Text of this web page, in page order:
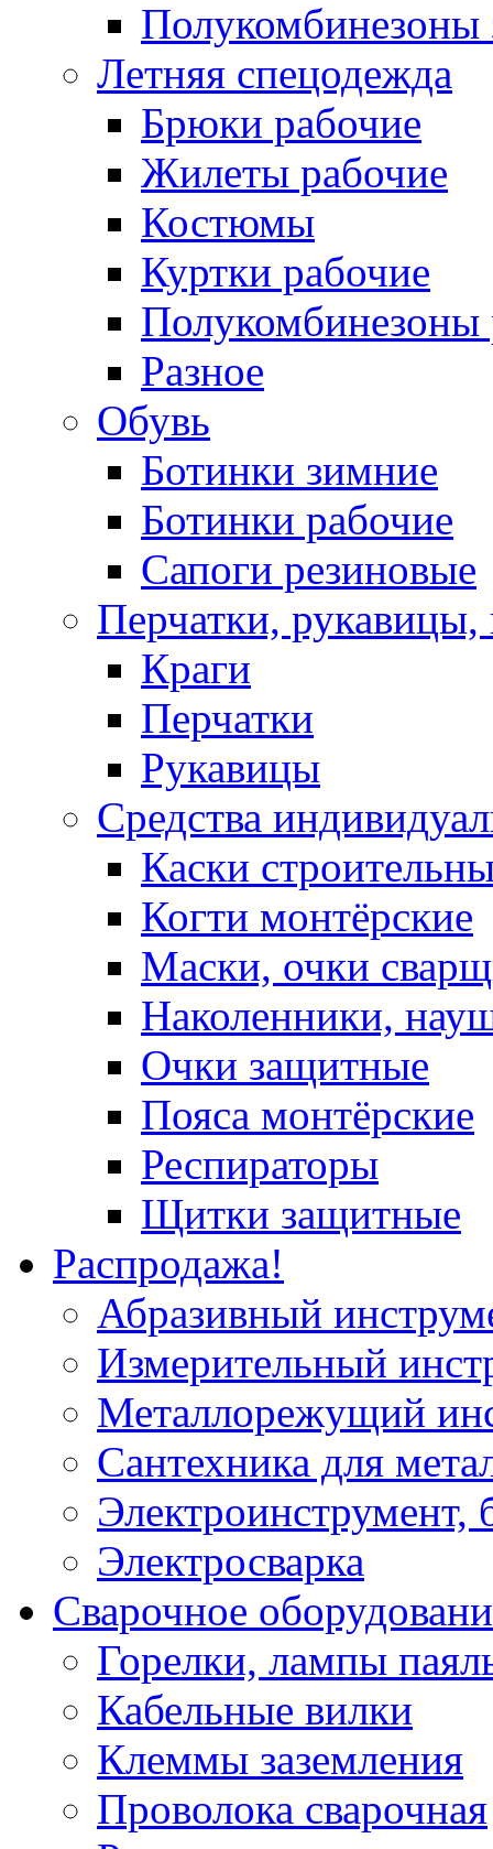
Полукомбинезоны
Летняя спецодежда
Брюки рабочие
Жилеты рабочие
Костюмы
Куртки рабочие
Полукомбинезоны
Разное
Обувь
Ботинки зимние
Ботинки рабочие
Сапоги резиновые
Перчатки, рукавицы,
Краги
Перчатки
Рукавицы
Средства
Каски
Когти монтёрские
Маски, очки
Наколенники,
Очки защитные
Пояса монтёрские
Респираторы
Щитки защитные
Распродажа!
Абразивный
Измерительный
Металлорежущий
Сантехника для
Электроинструмент,
Электросварка
Сварочное
Горелки, лампы
Кабельные вилки
Клеммы заземления
Проволока сварочная